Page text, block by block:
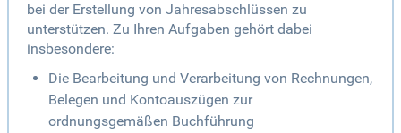
bei der Erstellung von Jahresabschlüssen zu
unterstützen. Zu Ihren Aufgaben gehört dabei
insbesondere:
Die Bearbeitung und Verarbeitung von Rechnungen,
Belegen und Kontoauszügen zur
ordnungsgemäßen Buchführung